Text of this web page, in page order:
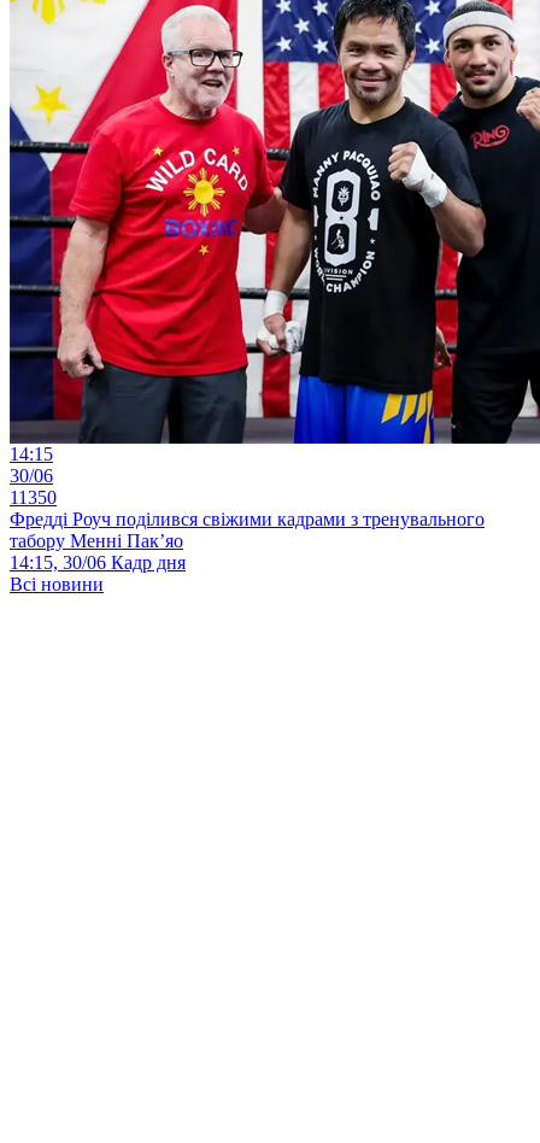
14:15
30/06
11350
Фредді Роуч поділився свіжими кадрами з тренувального
табору Менні Пак’яо
14:15, 30/06 Кадр дня
Всі новини